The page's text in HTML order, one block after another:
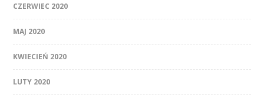
CZERWIEC 2020
MAJ 2020
KWIECIEŃ 2020
LUTY 2020